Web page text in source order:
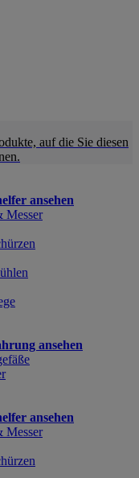
auf die Sie diesen
ansehen
Messer
ansehen
ansehen
Messer